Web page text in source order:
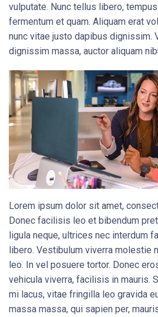
vulputate. Nunc tellus libero,
fermentum et quam. Aliquam erat
nunc vitae justo dapibus dignissim.
dignissim massa, auctor aliquam
Lorem ipsum dolor sit amet,
Donec facilisis leo et bibendum
ligula neque, ultrices nec interdum
libero. Vestibulum viverra molestie
leo. In vel posuere tortor. Donec
vehicula viverra, facilisis in mauris.
mi lacus, vitae fringilla leo gravida
massa massa, qui sapien per,